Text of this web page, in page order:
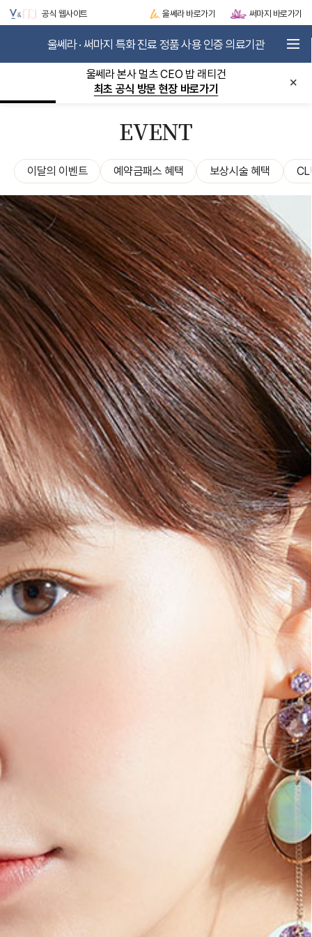
공식 웹사이트 울쎄라 바로가기 써마지 바로가기
울쎄라 · 써마지 특화 진료 정품 사용 인증 의료기관
×
울쎄라 본사 멀츠 CEO 밥 래티건
최초 공식 방문 현장 바로가기
EVENT
이달의 이벤트 예약금패스 혜택 보상시술 혜택
로그인 JOIN
V&MJ STORY
METASCAN-AI
ULTHERA
THERMAGE
LIFTING BOOSTER
SKIN BOOSTER
EVENT / VIP CLUB
COMMUNITY